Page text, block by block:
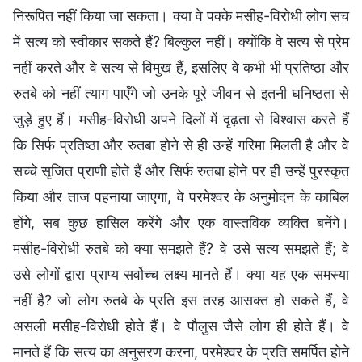
निरूपित नहीं किया जा सकता। क्या वे पक्के मसीह-विरोधी लोग सच
में सत्य को स्वीकार सकते हैं? बिल्कुल नहीं। क्योंकि वे सत्य से प्रेम
नहीं करते और वे सत्य से विमुख हैं, इसलिए वे कभी भी प्रतिष्ठा और
रुतबे को नहीं त्याग पाएँगे जो उनके पूरे जीवन से इतनी घनिष्ठता से
जुड़े हुए हैं। मसीह-विरोधी अपने दिलों में दृढ़ता से विश्वास करते हैं
कि सिर्फ प्रतिष्ठा और रुतबा होने से ही उन्हें गरिमा मिलती है और वे
सच्चे सृजित प्राणी होते हैं और सिर्फ रुतबा होने पर ही उन्हें पुरस्कृत
किया और ताज पहनाया जाएगा, वे परमेश्वर के अनुमोदन के काबिल
होंगे, सब कुछ हासिल करेंगे और एक वास्तविक व्यक्ति बनेंगे।
मसीह-विरोधी रुतबे को क्या समझते हैं? वे उसे सत्य समझते हैं; वे
उसे लोगों द्वारा प्राप्य सर्वोच्च लक्ष्य मानते हैं। क्या यह एक समस्या
नहीं है? जो लोग रुतबे के प्रति इस तरह आसक्त हो सकते हैं, वे
असली मसीह-विरोधी होते हैं। वे पौलुस जैसे लोग ही होते हैं। वे
मानते हैं कि सत्य का अनुसरण करना, परमेश्वर के प्रति समर्पित होने